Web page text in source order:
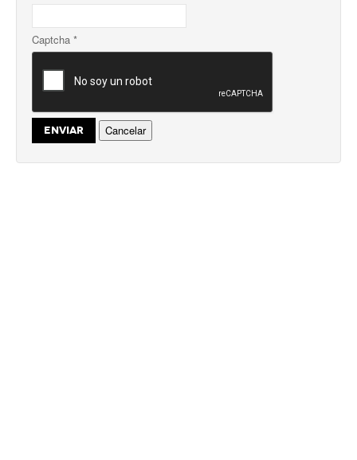
Captcha *
ENVIAR Cancelar